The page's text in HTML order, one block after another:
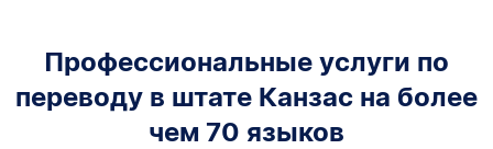
Профессиональные услуги по
переводу в штате Канзас на более
чем 70 языков